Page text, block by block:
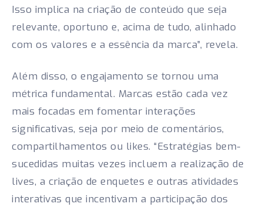
Isso implica na criação de conteúdo que seja
relevante, oportuno e, acima de tudo, alinhado
com os valores e a essência da marca”, revela.
Além disso, o engajamento se tornou uma
métrica fundamental. Marcas estão cada vez
mais focadas em fomentar interações
significativas, seja por meio de comentários,
compartilhamentos ou likes. “Estratégias bem-
sucedidas muitas vezes incluem a realização de
lives, a criação de enquetes e outras atividades
interativas que incentivam a participação dos